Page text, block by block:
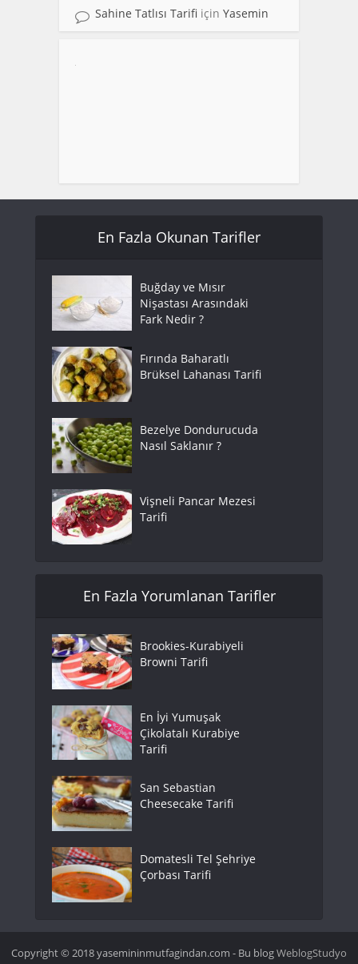
Sahine Tatlısı Tarifi için Yasemin
En Fazla Okunan Tarifler
Buğday ve Mısır
Nişastası Arasındaki
Fark Nedir ?
Fırında Baharatlı
Brüksel Lahanası Tarifi
Bezelye Dondurucuda
Nasıl Saklanır ?
Vişneli Pancar Mezesi
Tarifi
En Fazla Yorumlanan Tarifler
Brookies-Kurabiyeli
Browni Tarifi
En İyi Yumuşak
Çikolatalı Kurabiye
Tarifi
San Sebastian
Cheesecake Tarifi
Domatesli Tel Şehriye
Çorbası Tarifi
Copyright © 2018 yasemininmutfagindan.com - Bu blogWeblogStudyo